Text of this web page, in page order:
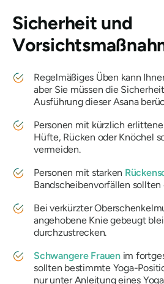
Sicherheit und
Regelmäßiges Üben kann
aber Sie müssen die
Ausführung dieser Asana
Personen mit kürzlich
Hüfte, Rücken oder Knöchel
vermeiden.
Personen mit starken
Bandscheibenvorfällen sollten
Bei verkürzter
angehobene Knie gebeugt
durchzustrecken.
Schwangere Frauenim
sollten bestimmte Yoga-
nur unter Anleitung eines